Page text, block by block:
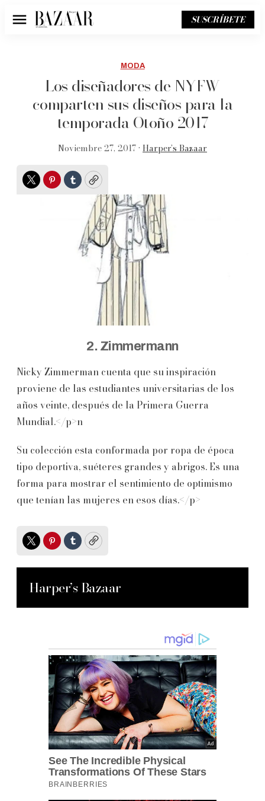
Menú SUSCRÍBETE
MODA
Los diseñadores de NYFW
comparten sus diseños para la
temporada Otoño 2017
Noviembre 27, 2017 • Harper’s Bazaar
TwitterPinterest
TumblrCopy
2. Zimmermann
Nicky Zimmerman cuenta que su inspiración
proviene de las estudiantes universitarias de los
años veinte, después de la Primera Guerra
Mundial.</p>n
Su colección esta conformada por ropa de época
tipo deportiva, suéteres grandes y abrigos. Es una
forma para mostrar el sentimiento de optimismo
que tenían las mujeres en esos días.</p>
TwitterPinterest
TumblrCopy
Harper’s Bazaar